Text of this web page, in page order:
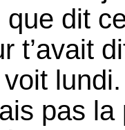
que dit
t’avait
lundi.
pas